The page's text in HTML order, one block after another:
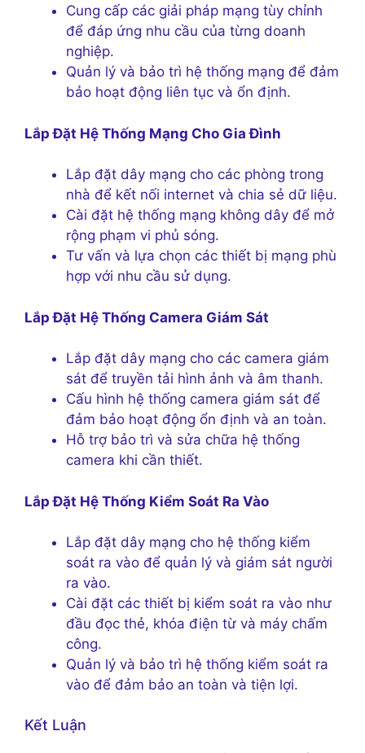
Cung cấp các giải pháp mạng tùy chỉnh
để đáp ứng nhu cầu của từng doanh
nghiệp.
Quản lý và bảo trì hệ thống mạng để đảm
bảo hoạt động liên tục và ổn định.
Lắp Đặt Hệ Thống Mạng Cho Gia Đình
Lắp đặt dây mạng cho các phòng trong
nhà để kết nối internet và chia sẻ dữ liệu.
Cài đặt hệ thống mạng không dây để mở
rộng phạm vi phủ sóng.
Tư vấn và lựa chọn các thiết bị mạng phù
hợp với nhu cầu sử dụng.
Lắp Đặt Hệ Thống Camera Giám Sát
Lắp đặt dây mạng cho các camera giám
sát để truyền tải hình ảnh và âm thanh.
Cấu hình hệ thống camera giám sát để
đảm bảo hoạt động ổn định và an toàn.
Hỗ trợ bảo trì và sửa chữa hệ thống
camera khi cần thiết.
Lắp Đặt Hệ Thống Kiểm Soát Ra Vào
Lắp đặt dây mạng cho hệ thống kiểm
soát ra vào để quản lý và giám sát người
ra vào.
Cài đặt các thiết bị kiểm soát ra vào như
đầu đọc thẻ, khóa điện từ và máy chấm
công.
Quản lý và bảo trì hệ thống kiểm soát ra
vào để đảm bảo an toàn và tiện lợi.
Kết Luận